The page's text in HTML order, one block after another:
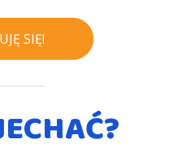
SIĘ!